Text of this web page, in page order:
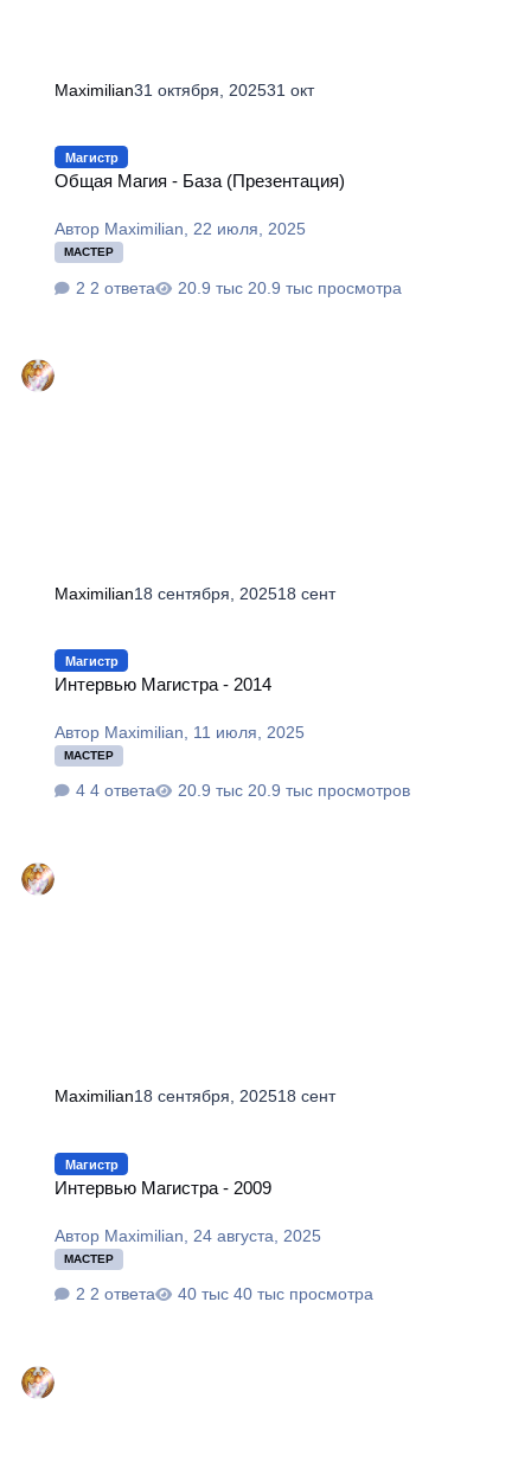
Maximilian31 октября, 202531 окт
Магистр
Общая Магия - База (Презентация)
Автор Maximilian 22 июля, 2025
МАСТЕР
2 ответа 20.9 тыс просмотра
Maximilian18 сентября, 202518 сент
Магистр
Интервью Магистра - 2014
Автор Maximilian 11 июля, 2025
МАСТЕР
4 ответа 20.9 тыс просмотров
Maximilian18 сентября, 202518 сент
Магистр
Интервью Магистра - 2009
Автор Maximilian 24 августа, 2025
МАСТЕР
2 ответа 40 тыс просмотра